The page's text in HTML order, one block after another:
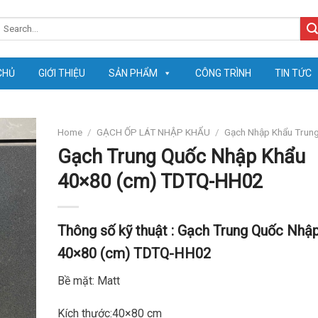
GIỚI THIỆU SẢN PHẨM CÔNG TRÌNH TIN TỨC
Home / GẠCH ỐP LÁT NHẬP KHẨU / Gạch Nhập Khẩu
Gạch Trung Quốc Nhập Khẩu
40×80 (cm) TDTQ-HH02
Thông số kỹ thuật : Gạch Trung Quốc
40×80 (cm) TDTQ-HH02
Bề mặt: Matt
Kích thước:40×80 cm